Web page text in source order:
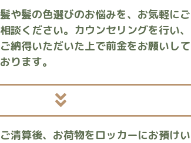
髪や髪の色選びのお悩みを、お気軽にご
相談ください。カウンセリングを行い、
ご納得いただいた上で前金をお願いして
おります。
ご清算後、お荷物をロッカーにお預けい